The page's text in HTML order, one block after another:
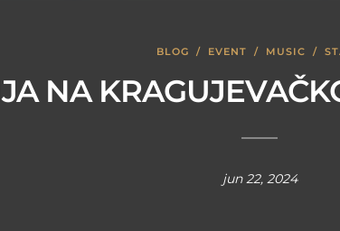
BLOG / EVENT / MUSIC /
NA
jun 22, 2024